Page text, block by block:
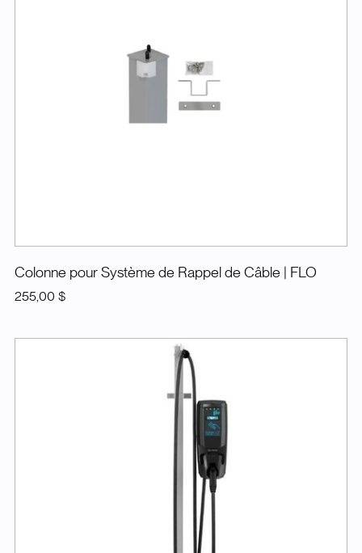
Colonne pour Système de Rappel de Câble | FLO
255,00 $